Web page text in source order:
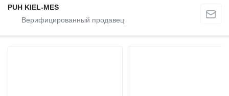
PUH KIEL-MES